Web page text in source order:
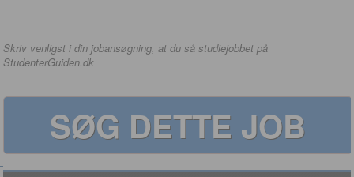
Skriv venligst i din jobansøgning, at du så studiejobbet på
StudenterGuiden.dk
SØG DETTE JOB